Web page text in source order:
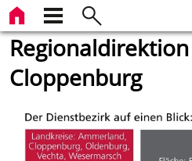
Cloppenburg